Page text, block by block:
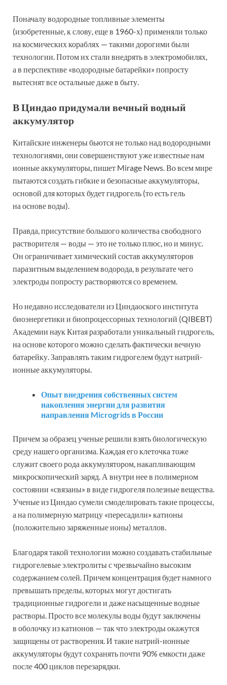
Поначалу водородные топливные элементы
(изобретенные, к слову, еще в 1960-х) применяли только
на космических кораблях — такими дорогими были
технологии. Потом их стали внедрять в электромобилях,
а в перспективе «водородные батарейки» попросту
вытеснят все остальные даже в быту.
В Циндао придумали вечный водный
аккумулятор
Китайские инженеры бьются не только над водородными
технологиями, они совершенствуют уже известные нам
ионные аккумуляторы, пишет Mirage News. Во всем мире
пытаются создать гибкие и безопасные аккумуляторы,
основой для которых будет гидрогель (то есть гель
на основе воды).
Правда, присутствие большого количества свободного
растворителя — воды — это не только плюс, но и минус.
Он ограничивает химический состав аккумуляторов
паразитным выделением водорода, в результате чего
электроды попросту растворяются со временем.
Но недавно исследователи из Циндаоского института
биоэнергетики и биопроцессорных технологий (QIBEBT)
Академии наук Китая разработали уникальный гидрогель,
на основе которого можно сделать фактически вечную
батарейку. Заправлять таким гидрогелем будут натрий-
ионные аккумуляторы.
Опыт внедрения собственных систем
накопления энергии для развития
направления Microgrids в России
Причем за образец ученые решили взять биологическую
среду нашего организма. Каждая его клеточка тоже
служит своего рода аккумулятором, накапливающим
микроскопический заряд. А внутри нее в полимерном
состоянии «связаны» в виде гидрогеля полезные вещества.
Ученые из Циндао сумели смоделировать такие процессы,
а на полимерную матрицу «пересадили» катионы
(положительно заряженные ионы) металлов.
Благодаря такой технологии можно создавать стабильные
гидрогелевые электролиты с чрезвычайно высоким
содержанием солей. Причем концентрация будет намного
превышать пределы, которых могут достигать
традиционные гидрогели и даже насыщенные водные
растворы. Просто все молекулы воды будут заключены
в оболочку из катионов — так что электроды окажутся
защищены от растворения. И такие натрий-ионные
аккумуляторы будут сохранять почти 90% емкости даже
после 400 циклов перезарядки.